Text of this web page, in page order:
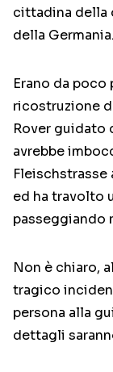
cittadina della
della Germania.
Erano da poco
ricostruzione
Rover guidato
avrebbe
Fleischstrasse
ed ha travolto
passeggiando
Non è chiaro,
tragico
persona alla
dettagli